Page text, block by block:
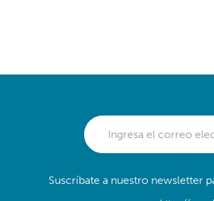
Suscríbate a nuestro newsletter